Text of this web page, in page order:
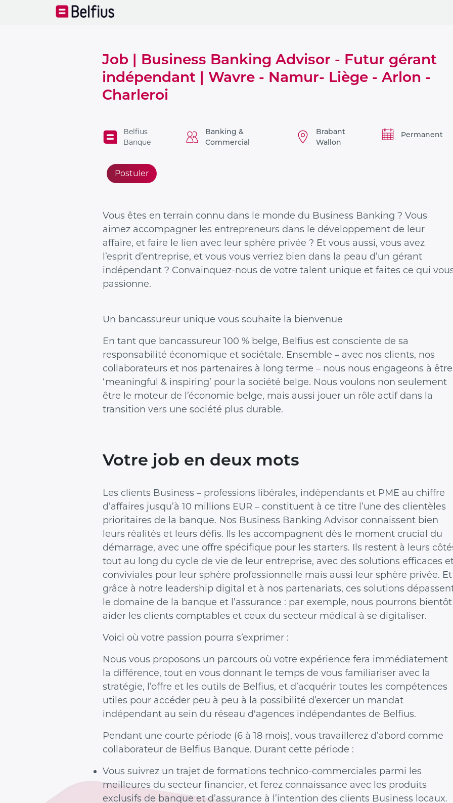
Job | Business Banking Advisor - Futur gérant
indépendant | Wavre - Namur- Liège - Arlon -
Charleroi
Belfius
Banque
Banking &
Commercial
Brabant
Wallon
Permanent
Postuler
Vous êtes en terrain connu dans le monde du Business Banking ? Vous
aimez accompagner les entrepreneurs dans le développement de leur
affaire, et faire le lien avec leur sphère privée ? Et vous aussi, vous avez
l’esprit d’entreprise, et vous vous verriez bien dans la peau d’un gérant
indépendant ? Convainquez-nous de votre talent unique et faites ce qui
passionne.
Un bancassureur unique vous souhaite la bienvenue
En tant que bancassureur 100 % belge, Belfius est consciente de sa
responsabilité économique et sociétale. Ensemble – avec nos clients, nos
collaborateurs et nos partenaires à long terme – nous nous engageons à être
‘meaningful & inspiring’ pour la société belge. Nous voulons non seulement
être le moteur de l’économie belge, mais aussi jouer un rôle actif dans la
transition vers une société plus durable.
Votre job en deux mots
Les clients Business – professions libérales, indépendants et PME au chiffre
d’affaires jusqu’à 10 millions EUR – constituent à ce titre l’une des clientèles
prioritaires de la banque. Nos Business Banking Advisor connaissent bien
leurs réalités et leurs défis. Ils les accompagnent dès le moment crucial du
démarrage, avec une offre spécifique pour les starters. Ils restent à leurs
tout au long du cycle de vie de leur entreprise, avec des solutions efficaces
conviviales pour leur sphère professionnelle mais aussi leur sphère privée. Et
grâce à notre leadership digital et à nos partenariats, ces solutions
le domaine de la banque et l’assurance : par exemple, nous pourrons bientôt
aider les clients comptables et ceux du secteur médical à se digitaliser.
Voici où votre passion pourra s’exprimer :
Nous vous proposons un parcours où votre expérience fera immédiatement
la différence, tout en vous donnant le temps de vous familiariser avec la
stratégie, l’offre et les outils de Belfius, et d’acquérir toutes les compétences
utiles pour accéder peu à peu à la possibilité d’exercer un mandat
indépendant au sein du réseau d'agences indépendantes de Belfius.
Pendant une courte période (6 à 18 mois), vous travaillerez d’abord comme
collaborateur de Belfius Banque. Durant cette période :
Vous suivrez un trajet de formations technico-commerciales parmi les
meilleures du secteur financier, et ferez connaissance avec les produits
exclusifs de banque et d’assurance à l’intention des clients Business locaux.